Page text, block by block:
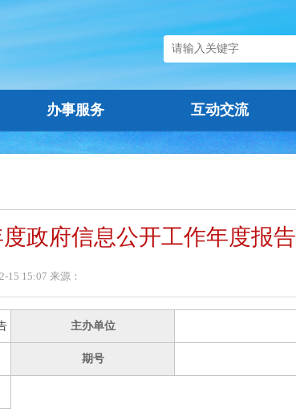
办事服务 互动交流
政府信息公开工作年度报告
15 15:07 来源：
主办单位
期号